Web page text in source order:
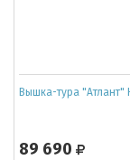
Вышка-тура "Атлант"
89 690